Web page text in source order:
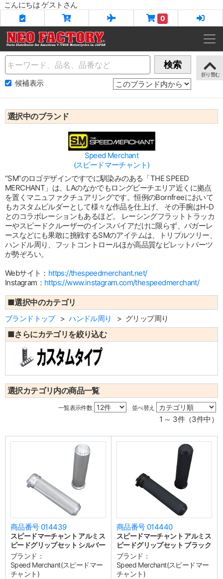
こんにちは ゲストさん
0
Name 検索
候補表示
選択中のブランド
Speed Merchant
(スピードマーチャント)
“SM”のロゴデザインですでに馴染みのある「THE SPEED
MERCHANT」は、LAのなかでもロングビーチエリア近くに拠点
を置くマニュファクチュアリングです。恒例のBornfreeにおいて
もカスタムビルダーとして様々な作品を仕上げ、 その手腕はH-D
とのコラボレーションもあるほど。 レーシングフラットトラッカ
ーやスピードクルーザーのインスパイアだけに限らず、バガーレ
ースなどにも果敢に挑戦するSMのアイテムは、トリプルツリー、
ハンドル周り、フットコントロールほか高品質なビレットパーツ
が勢ぞろい。
Webサイト： https://thespeedmerchant.net/
Instagram： https://www.instagram.com/thespeedmerchant/
■選択中のカテゴリ
ブランドトップ ハンドル周り グリップ周り
■さらにカテゴリを絞り込む
選択カテゴリ内の商品一覧
一覧表示件数 並べ替え
1 ～ 3件（3件中）
商品番号 014439
スピードマーチャント アルミス
ピードグリップセット シルバー
ブランド：
Speed Merchant(スピードマー
チャント)
商品番号 014440
スピードマーチャント アルミス
ピードグリップセット ブラック
ブランド：
Speed Merchant(スピードマー
チャント)